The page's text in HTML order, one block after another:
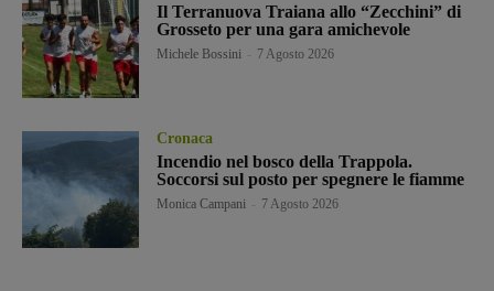
Il Terranuova Traiana allo “Zecchini” di
Grosseto per una gara amichevole
Michele Bossini 7 Agosto 2026
Cronaca
Incendio nel bosco della Trappola.
Soccorsi sul posto per spegnere le fiamme
Monica Campani 7 Agosto 2026